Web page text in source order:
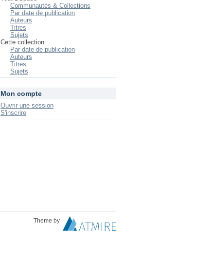
Communautés & Collections
Par date de publication
Auteurs
Titres
Sujets
Cette collection
Par date de publication
Auteurs
Titres
Sujets
Mon compte
Ouvrir une session
S'inscrire
Theme by